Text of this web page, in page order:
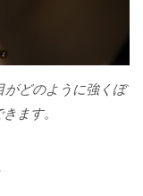
がどのように強くぼ
ます。